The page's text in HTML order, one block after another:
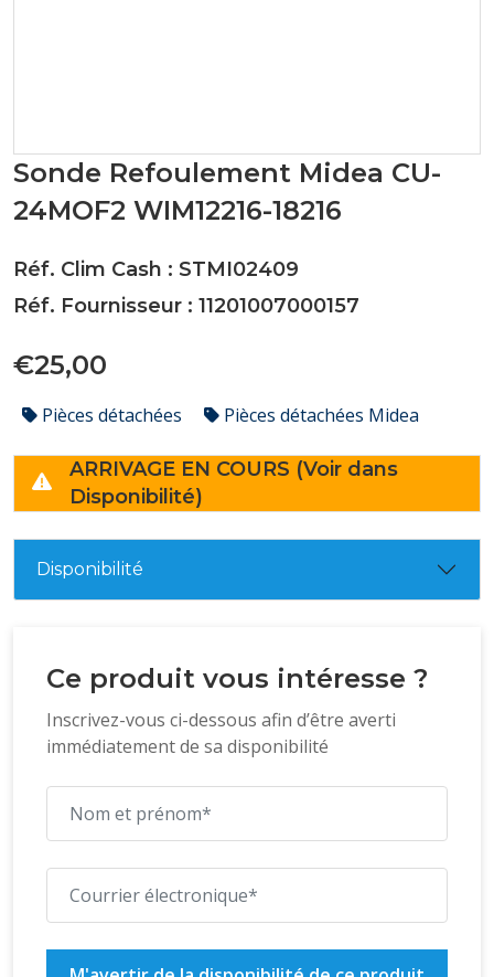
Sonde Refoulement Midea CU-
24MOF2 WIM12216-18216
Réf. Clim Cash : STMI02409
Réf. Fournisseur : 11201007000157
€25,00
Pièces détachées Pièces détachées Midea
ARRIVAGE EN COURS (Voir dans
Disponibilité)
Disponibilité
Ce produit vous intéresse ?
Inscrivez-vous ci-dessous afin d’être averti
immédiatement de sa disponibilité